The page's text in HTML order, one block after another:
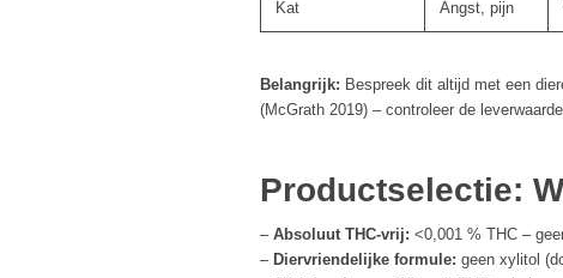
Kat Angst, pijn
Belangrijk: Bespreek dit altijd met een
(McGrath 2019) – controleer de
Productselectie:
– Absoluut THC-vrij: <0,001 % THC –
– Diervriendelijke formule: geen xylitol